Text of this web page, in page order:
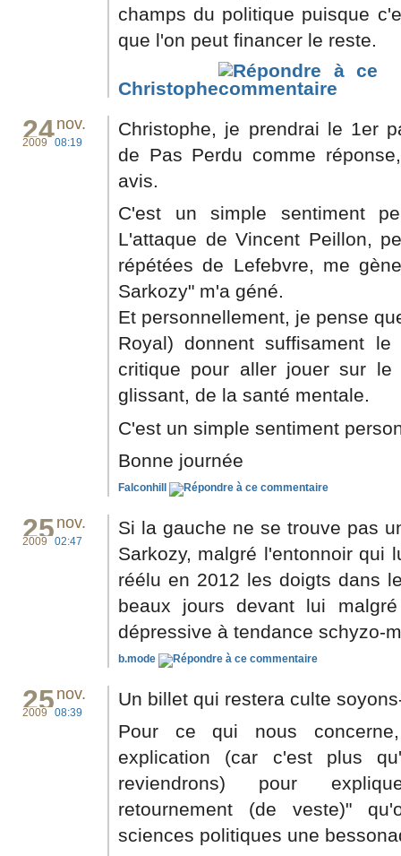
champs du politique puisque
que l'on peut financer le reste.
Christophe
24nov.
2009 08:19
Christophe, je prendrai le 1er
de Pas Perdu comme
avis.
C'est un simple sentiment
L'attaque de Vincent Peillon,
répétées de Lefebvre, me
Sarkozy" m'a géné.
Et personnellement, je pense
Royal) donnent suffisament
critique pour aller jouer sur
glissant, de la santé mentale.
C'est un simple sentiment
Bonne journée
Falconhill
25 nov.
2009 02:47
Si la gauche ne se trouve pas
Sarkozy, malgré l'entonnoir qui
réélu en 2012 les doigts dans
beaux jours devant lui
dépressive à tendance schyzo-
b.mode
25 nov.
2009 08:39
Un billet qui restera culte
Pour ce qui nous
explication (car c'est plus
reviendrons) pour
retournement (de veste)"
sciences politiques une